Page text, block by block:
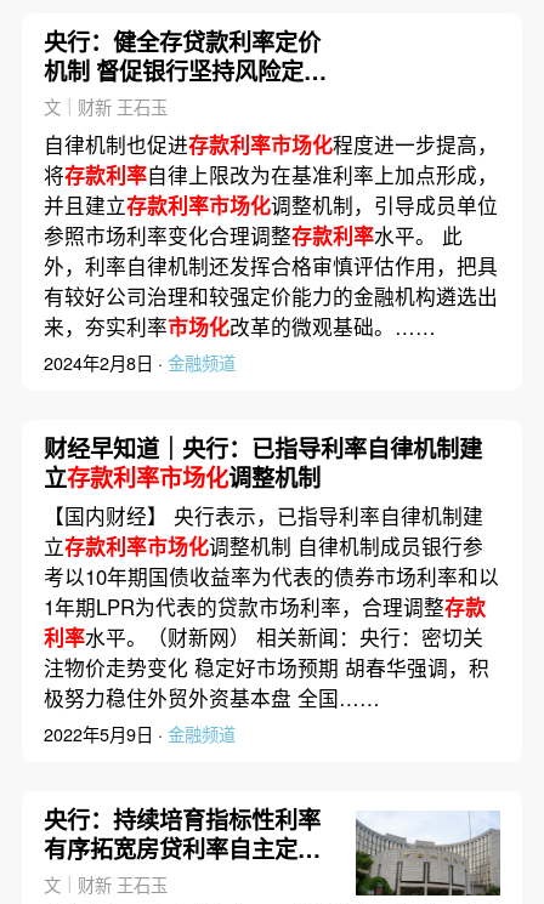
央行：健全存贷款利率定价
机制 督促银行坚持风险定价
原则
文｜财新 王石玉
自律机制也促进存款利率市场化程度进一步提高，
将存款利率自律上限改为在基准利率上加点形成，
并且建立存款利率市场化调整机制，引导成员单位
参照市场利率变化合理调整存款利率水平。 此
外，利率自律机制还发挥合格审慎评估作用，把具
有较好公司治理和较强定价能力的金融机构遴选出
来，夯实利率市场化改革的微观基础。……
2024年2月8日 · 金融频道
财经早知道｜央行：已指导利率自律机制建
立存款利率市场化调整机制
【国内财经】 央行表示，已指导利率自律机制建
立存款利率市场化调整机制 自律机制成员银行参
考以10年期国债收益率为代表的债券市场利率和以
1年期LPR为代表的贷款市场利率，合理调整存款
利率水平。（财新网） 相关新闻：央行：密切关
注物价走势变化 稳定好市场预期 胡春华强调，积
极努力稳住外贸外资基本盘 全国……
2022年5月9日 · 金融频道
央行：持续培育指标性利率
有序拓宽房贷利率自主定价
空间
文｜财新 王石玉